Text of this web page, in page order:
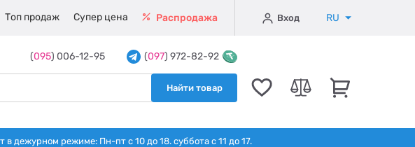
Топ продаж Супер цена Распродажа Вход RU
(095) 006-12-95 (097) 972-82-92
Найти товар
дежурном режиме: Пн-пт с 10 до 18. суббота с 11 до 17.